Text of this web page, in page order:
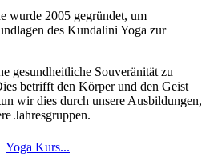
wurde 2005 gegründet, um
des Kundalini Yoga zur
gesundheitliche Souveränität zu
betrifft den Körper und den Geist
wir dies durch unsere Ausbildungen,
Jahresgruppen.
Yoga Kurs...